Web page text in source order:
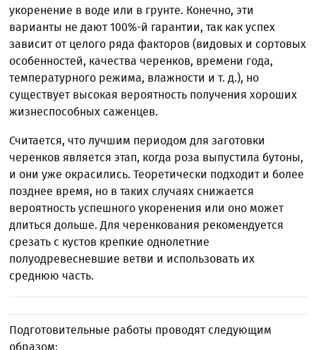
укоренение в воде или в грунте. Конечно, эти
варианты не дают 100%-й гарантии, так как успех
зависит от целого ряда факторов (видовых и сортовых
особенностей, качества черенков, времени года,
температурного режима, влажности и т. д.), но
существует высокая вероятность получения хороших
жизнеспособных саженцев.
Считается, что лучшим периодом для заготовки
черенков является этап, когда роза выпустила бутоны,
и они уже окрасились. Теоретически подходит и более
позднее время, но в таких случаях снижается
вероятность успешного укоренения или оно может
длиться дольше. Для черенкования рекомендуется
срезать с кустов крепкие однолетние
полуодревесневшие ветви и использовать их
среднюю часть.
Подготовительные работы проводят следующим
образом: